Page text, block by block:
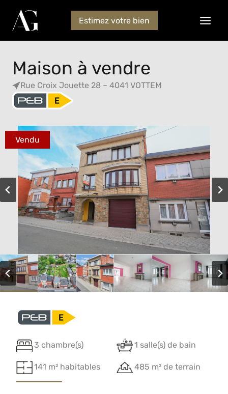
Estimez votre bien
Maison à vendre
Rue Croix Jouette 28 – 4041 VOTTEM
Vendu
3 chambre(s) 1 salle(s) de bain
141 m² habitables 485 m² de terrain